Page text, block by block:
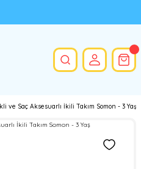
ve Saç Aksesuarlı İkili Takım Somon - 3 Yaş